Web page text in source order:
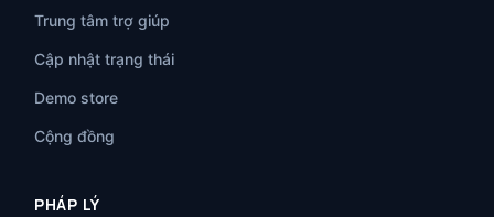
Trung tâm trợ giúp
Cập nhật trạng thái
Demo store
Cộng đồng
PHÁP LÝ